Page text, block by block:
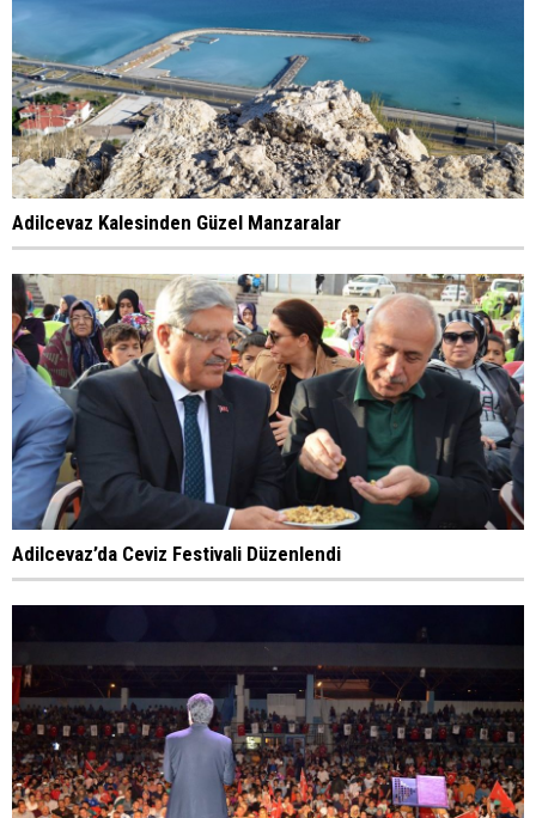
Adilcevaz Kalesinden Güzel Manzaralar
Adilcevaz’da Ceviz Festivali Düzenlendi